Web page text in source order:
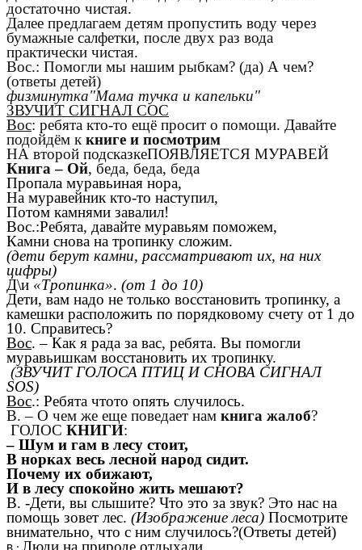
достаточно чистая.
Далее предлагаем детям пропустить воду через
бумажные салфетки, после двух раз вода
практически чистая.
Вос.: Помогли мы нашим рыбкам? (да) А чем?
(ответы детей)
физминутка"Мама тучка и капельки"
ЗВУЧИТ СИГНАЛ СОС
Вос: ребята кто-то ещё просит о помощи. Давайте
подойдём к книге и посмотрим
НА второй подсказкеПОЯВЛЯЕТСЯ МУРАВЕЙ
Книга – Ой, беда, беда, беда
Пропала муравьиная нора,
На муравейник кто-то наступил,
Потом камнями завалил!
Вос.:Ребята, давайте муравьям поможем,
Камни снова на тропинку сложим.
(дети берут камни, рассматривают их, на них
цифры)
Д\и «Тропинка». (от 1 до 10)
Дети, вам надо не только восстановить тропинку, а
камешки расположить по порядковому счету от 1 до
10. Справитесь?
Вос. – Как я рада за вас, ребята. Вы помогли
муравьишкам восстановить их тропинку.
(ЗВУЧИТ ГОЛОСА ПТИЦ И СНОВА СИГНАЛ
SOS)
Вос.: Ребята чтото опять случилось.
В. – О чем же еще поведает нам книга жалоб?
ГОЛОС КНИГИ:
– Шум и гам в лесу стоит,
В норках весь лесной народ сидит.
Почему их обижают,
И в лесу спокойно жить мешают?
В. -Дети, вы слышите? Что это за звук? Это нас на
помощь зовет лес. (Изображение леса) Посмотрите
внимательно, что с ним случилось?(Ответы детей)
Люди на природе отдыхали,